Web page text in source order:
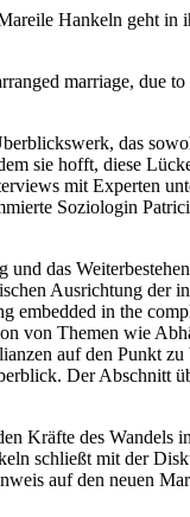
Hankeln geht in
marriage, due to
das
sie hofft, diese
mit Experten
Soziologin
das
Ausrichtung der
embedded in the
von Themen wie
auf den Punkt
Der Abschnitt
Kräfte des Wandels
schließt mit der
auf den neuen